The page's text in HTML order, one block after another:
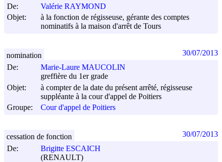
De:
Valérie RAYMOND
Objet:
à la fonction de régisseuse, gérante des comptes
nominatifs à la maison d'arrêt de Tours
De:
Marie-Laure MAUCOLIN
greffière du 1er grade
Objet:
à compter de la date du présent arrêté, régisseuse
suppléante à la cour d'appel de Poitiers
Groupe:
Cour d'appel de Poitiers
nomination 30/07/2013
De:
Brigitte ESCAICH
(RENAULT)
cessation de fonction 30/07/2013